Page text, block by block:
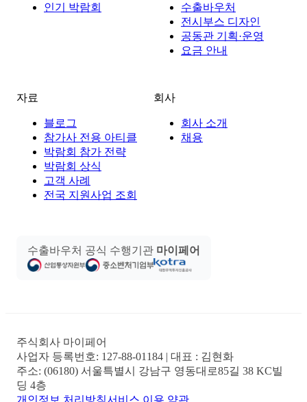
인기 박람회
수출바우처
전시부스 디자인
공동관 기획·운영
요금 안내
자료
블로그
참가사 전용 아티클
박람회 참가 전략
박람회 상식
고객 사례
전국 지원사업 조회
회사
회사 소개
채용
수출바우처 공식 수행기관 마이페어
주식회사 마이페어
사업자 등록번호: 127-88-01184 | 대표 : 김현화
주소: (06180) 서울특별시 강남구 영동대로85길 38 KC빌
딩 4층
개인정보 처리방침서비스 이용 약관